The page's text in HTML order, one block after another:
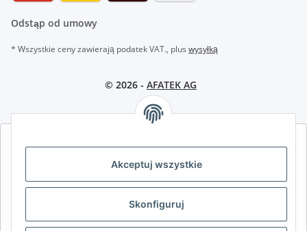
Akceptuj wszystkie
Skonfiguruj
Odstąp od umowy
* Wszystkie ceny zawierają podatek VAT., plus wysyłką
© 2026 - AFATEK AG
AFATEK INTERNATIONAL – WYBIERZ REGION I JĘZYK | SELECT
DE AT CH (DE) CH (FR)
BE (NL) BE (FR)